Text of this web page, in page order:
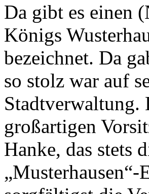
Da gibt es einen
Königs
bezeichnet. Da
so stolz war auf
Stadtverwaltung.
großartigen
Hanke, das stets